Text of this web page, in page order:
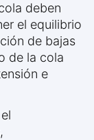
deben
el equilibrio
de bajas
de la cola
e